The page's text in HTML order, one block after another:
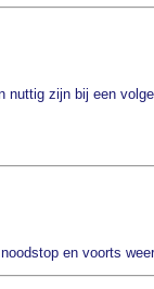
nuttig zijn bij een
en voorts